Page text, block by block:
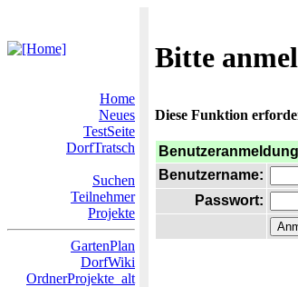
Bitte
Home
Neues
TestSeite
DorfTratsch
Suchen
Teilnehmer
Projekte
GartenPlan
DorfWiki
OrdnerProjekte_alt
Diese Funktion
Benutzeranmeldung
Benutzername:
Passwort: